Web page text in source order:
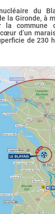
du
la Gironde, à
commune
d’un
de 230